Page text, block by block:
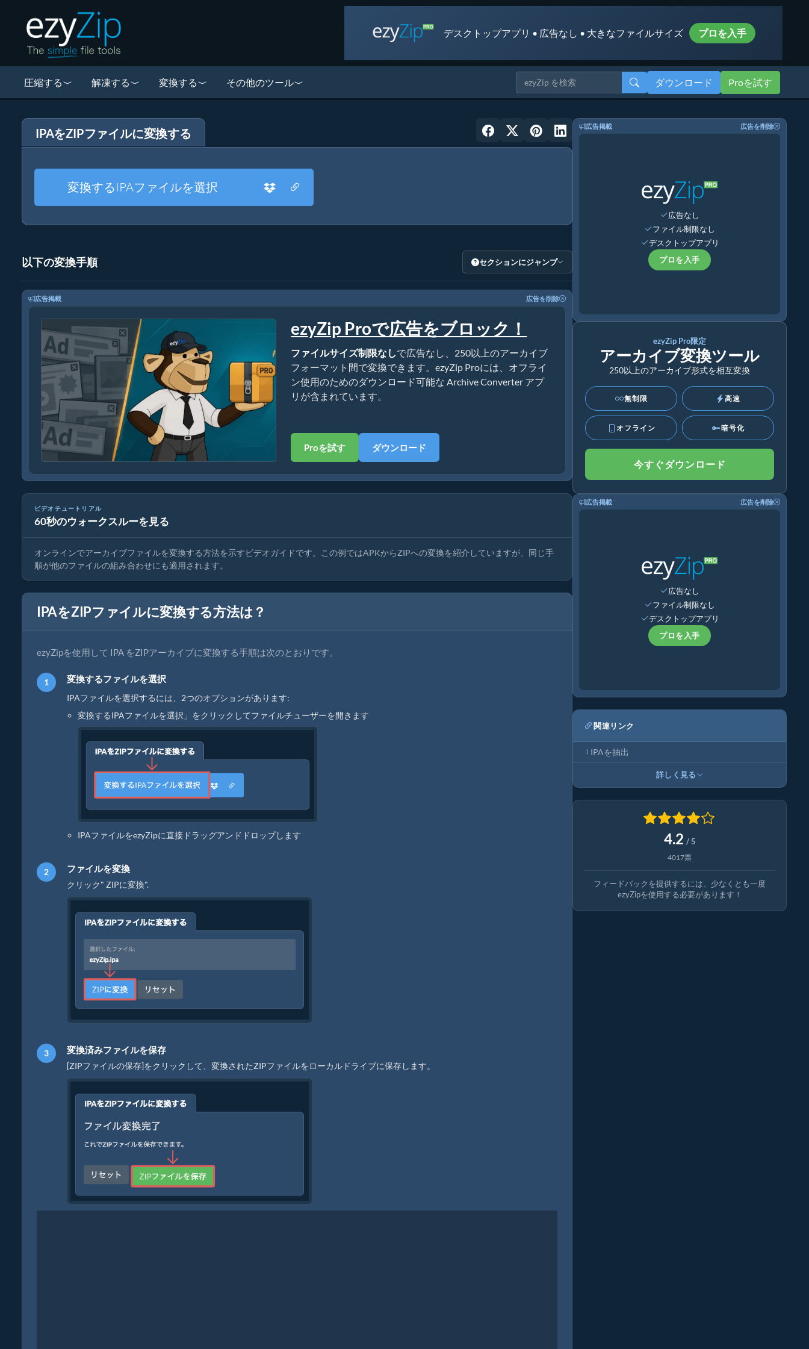
デスクトップアプリ • 広告なし • 大きなファイルサイズ プロを入手
圧縮する 解凍する 変換する その他のツール ダウンロード Proを試す
IPAをZIPファイルに変換する
変換するIPAファイルを選択
以下の変換手順 セクションにジャンプ
広告掲載 広告を削除
ezyZip Proで広告をブロック！
ファイルサイズ制限なしで広告なし、250以上のアーカイブ
フォーマット間で変換できます。ezyZip Proには、オフライ
ン使用のためのダウンロード可能な Archive Converter アプ
リが含まれています。
Proを試す ダウンロード
ビデオチュートリアル
60秒のウォークスルーを見る
ezyZipを使ったアーカイブファイルの変換方法
オンラインでアーカイブファイルを変換する方法を示すビデオガイドです。この例ではAPKからZIPへの変換を紹介していますが、同じ手
順が他のファイルの組み合わせにも適用されます。
IPAをZIPファイルに変換する方法は？
ezyZipを使用して IPA をZIPアーカイブに変換する手順は次のとおりです。
変換するファイルを選択
IPAファイルを選択するには、2つのオプションがあります:
変換するIPAファイルを選択」をクリックしてファイルチューザーを開きます
IPAファイルをezyZipに直接ドラッグアンドドロップします
ファイルを変換
クリック" ZIPに変換".
変換済みファイルを保存
[ZIPファイルの保存]をクリックして、変換されたZIPファイルをローカルドライブに保存します。
広告掲載 広告を削除
広告なし
ファイル制限なし
デスクトップアプリ
プロを入手
ezyZip Pro限定
アーカイブ変換ツール
250以上のアーカイブ形式を相互変換
無制限 高速
オフライン 暗号化
今すぐダウンロード
広告掲載 広告を削除
広告なし
ファイル制限なし
デスクトップアプリ
プロを入手
関連リンク
IPAを抽出
詳しく見る
4.2 / 5
4017票
フィードバックを提供するには、少なくとも一度
ezyZipを使用する必要があります！